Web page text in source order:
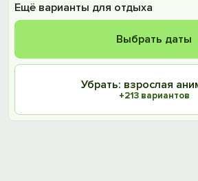
Ещё варианты для отдыха
Выбрать даты
Убрать: взрослая
+213 вариантов